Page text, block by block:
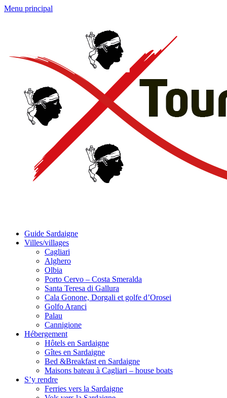
Menu principal
Guide Sardaigne
Villes/villages
Cagliari
Alghero
Olbia
Porto Cervo – Costa Smeralda
Santa Teresa di Gallura
Cala Gonone, Dorgali et golfe d’Orosei
Golfo Aranci
Palau
Cannigione
Hébergement
Hôtels en Sardaigne
Gîtes en Sardaigne
Bed &Breakfast en Sardaigne
Maisons bateau à Cagliari – house boats
S’y rendre
Ferries vers la Sardaigne